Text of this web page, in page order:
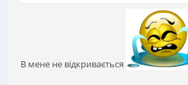
В мене не відкривається